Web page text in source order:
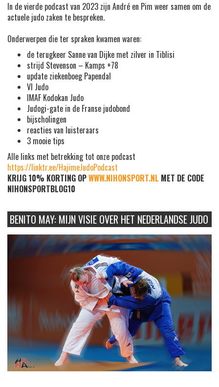
In de vierde podcast van 2023 zijn André en Pim weer samen om de
actuele judo zaken te bespreken.
Onderwerpen die ter spraken kwamen waren:
de terugkeer Sanne van Dijke met zilver in Tiblisi
strijd Stevenson – Kamps +78
update ziekenboeg Papendal
VI Judo
IMAF Kodokan Judo
Judogi-gate in de Franse judobond
bijscholingen
reacties van luisteraars
3 mooie tips
Alle links met betrekking tot onze podcast
https://linktr.ee/HajimeJudoPodcast
KRIJG 10% KORTING OPWWW.NIHONSPORT.NL MET DE CODE
NIHONSPORTBLOG10
BENITO MAY: MIJN VISIE OVER HET NEDERLANDSE JUDO